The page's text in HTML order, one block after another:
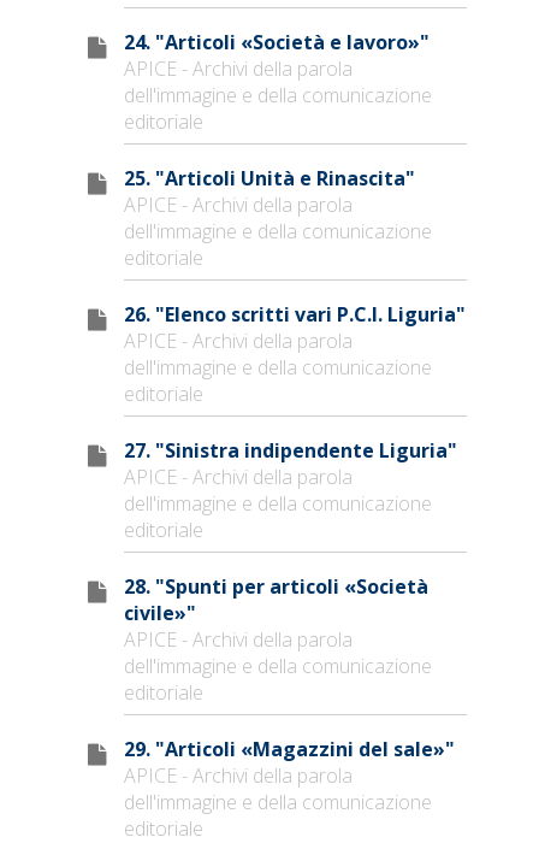
24. "Articoli «Società e lavoro»"
APICE - Archivi della parola
dell'immagine e della comunicazione
editoriale
25. "Articoli Unità e Rinascita"
APICE - Archivi della parola
dell'immagine e della comunicazione
editoriale
26. "Elenco scritti vari P.C.I. Liguria"
APICE - Archivi della parola
dell'immagine e della comunicazione
editoriale
27. "Sinistra indipendente Liguria"
APICE - Archivi della parola
dell'immagine e della comunicazione
editoriale
28. "Spunti per articoli «Società
civile»"
APICE - Archivi della parola
dell'immagine e della comunicazione
editoriale
29. "Articoli «Magazzini del sale»"
APICE - Archivi della parola
dell'immagine e della comunicazione
editoriale